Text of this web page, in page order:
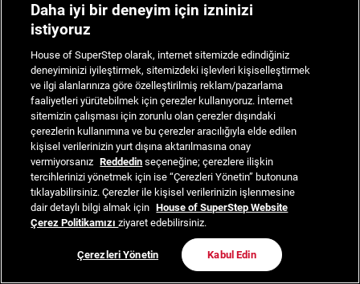
Daha iyi bir deneyim için izninizi
istiyoruz
House of SuperStep olarak, internet sitemizde edindiğiniz
deneyiminizi iyileştirmek, sitemizdeki işlevleri kişiselleştirmek
ve ilgi alanlarınıza göre özelleştirilmiş reklam/pazarlama
faaliyetleri yürütebilmek için çerezler kullanıyoruz. İnternet
sitemizin çalışması için zorunlu olan çerezler dışındaki
çerezlerin kullanımına ve bu çerezler aracılığıyla elde edilen
kişisel verilerinizin yurt dışına aktarılmasına onay
vermiyorsanız Reddedin seçeneğine; çerezlere ilişkin
tercihlerinizi yönetmek için ise “Çerezleri Yönetin” butonuna
tıklayabilirsiniz. Çerezler ile kişisel verilerinizin işlenmesine
dair detaylı bilgi almak için House of SuperStep Website
Çerez Politikamızıziyaret edebilirsiniz.
Çerezleri Yönetin Kabul Edin